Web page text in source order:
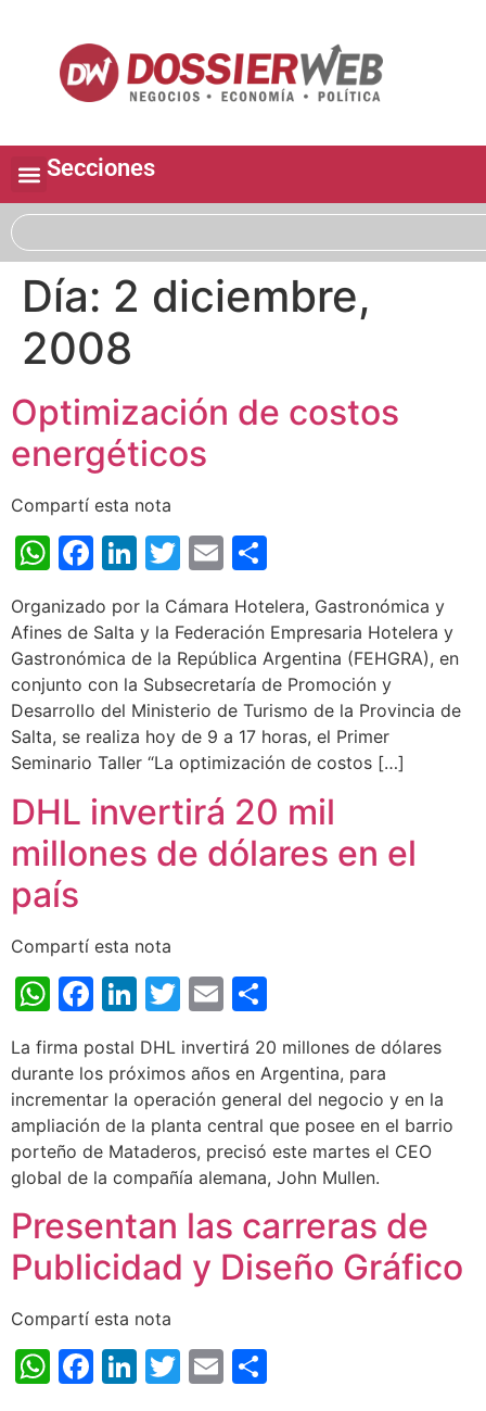
Secciones
Día: 2 diciembre,
2008
Optimización de costos
energéticos
Compartí esta nota
WhatsApp
Facebook
LinkedIn
Twitter
Email
Organizado por la Cámara Hotelera, Gastronómica y
Afines de Salta y la Federación Empresaria Hotelera y
Gastronómica de la República Argentina (FEHGRA), en
conjunto con la Subsecretaría de Promoción y
Desarrollo del Ministerio de Turismo de la Provincia de
Salta, se realiza hoy de 9 a 17 horas, el Primer
Seminario Taller “La optimización de costos […]
DHL invertirá 20 mil
millones de dólares en el
país
Compartí esta nota
WhatsApp
Facebook
LinkedIn
Twitter
Email
La firma postal DHL invertirá 20 millones de dólares
durante los próximos años en Argentina, para
incrementar la operación general del negocio y en la
ampliación de la planta central que posee en el barrio
porteño de Mataderos, precisó este martes el CEO
global de la compañía alemana, John Mullen.
Presentan las carreras de
Publicidad y Diseño Gráfico
Compartí esta nota
WhatsApp
Facebook
LinkedIn
Twitter
Email